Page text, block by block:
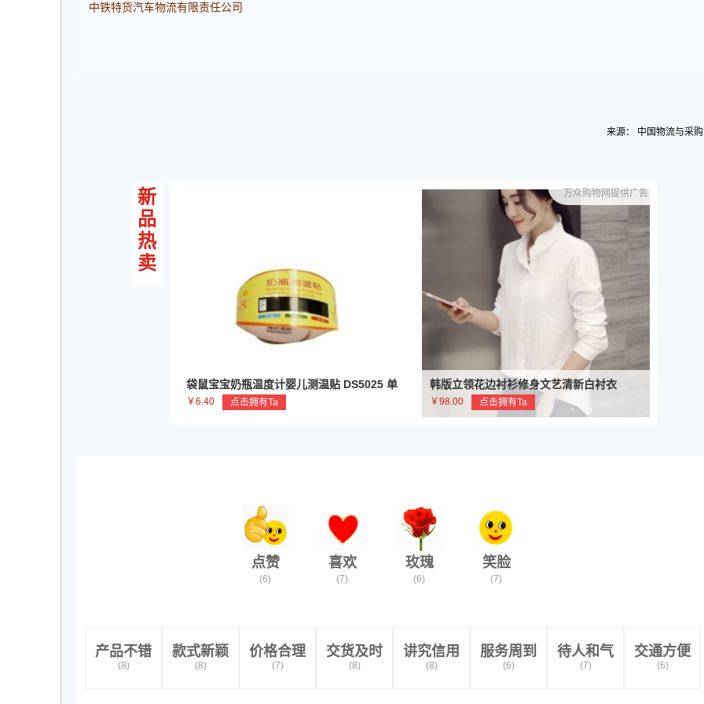
中铁特货汽车物流有限责任公司
来源： 中国物流与采
新
品
热
卖
袋鼠宝宝奶瓶温度计婴儿测温贴 DS5025 单
个价
￥6.40 点击拥有Ta
韩版立领花边衬衫修身文艺清新白衬衣
￥98.00 点击拥有Ta
万众购物网提供广告
点赞
(6)
喜欢
(7)
玫瑰
(6)
笑脸
(7)
产品不错
(8)
款式新颖
(8)
价格合理
(7)
交货及时
(8)
讲究信用
(8)
服务周到
(6)
待人和气
(7)
交通方便
(6)